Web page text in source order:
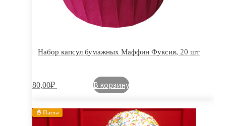
Набор капсул бумажных Маффин Фуксия, 20 шт
80,00₽ В корзину
🐣 Пасха